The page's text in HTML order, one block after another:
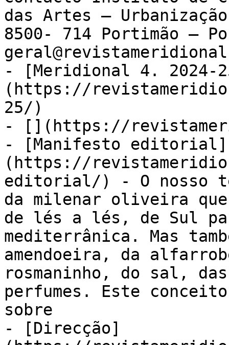
das Artes –
8500- 714 Portimão –
- [Meridional 4. 2024-
(https://
25/)
- [](https://
- [Manifesto editorial]
(https://
editorial/) - O nosso
da milenar oliveira
de lés a lés, de Sul
mediterrânica. Mas
amendoeira, da
rosmaninho, do sal,
perfumes. Este
sobre
- [Direcção]